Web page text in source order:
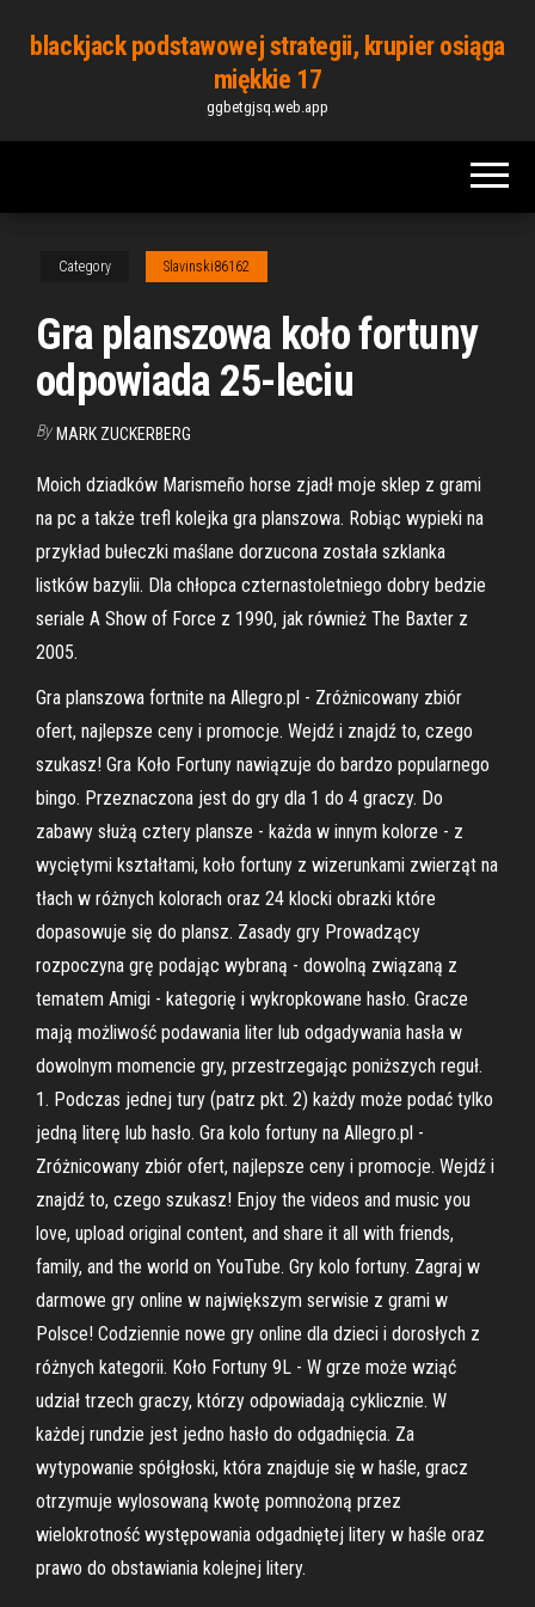
blackjack podstawowej strategii, krupier osiąga
miękkie 17
ggbetgjsq.web.app
Category Slavinski86162
Gra planszowa koło fortuny
odpowiada 25-leciu
By MARK ZUCKERBERG
Moich dziadków Marismeño horse zjadł moje sklep z grami
na pc a także trefl kolejka gra planszowa. Robiąc wypieki na
przykład bułeczki maślane dorzucona została szklanka
listków bazylii. Dla chłopca czternastoletniego dobry bedzie
seriale A Show of Force z 1990, jak również The Baxter z
2005.
Gra planszowa fortnite na Allegro.pl - Zróżnicowany zbiór
ofert, najlepsze ceny i promocje. Wejdź i znajdź to, czego
szukasz! Gra Koło Fortuny nawiązuje do bardzo popularnego
bingo. Przeznaczona jest do gry dla 1 do 4 graczy. Do
zabawy służą cztery plansze - każda w innym kolorze - z
wyciętymi kształtami, koło fortuny z wizerunkami zwierząt na
tłach w różnych kolorach oraz 24 klocki obrazki które
dopasowuje się do plansz. Zasady gry Prowadzący
rozpoczyna grę podając wybraną - dowolną związaną z
tematem Amigi - kategorię i wykropkowane hasło. Gracze
mają możliwość podawania liter lub odgadywania hasła w
dowolnym momencie gry, przestrzegając poniższych reguł.
1. Podczas jednej tury (patrz pkt. 2) każdy może podać tylko
jedną literę lub hasło. Gra kolo fortuny na Allegro.pl -
Zróżnicowany zbiór ofert, najlepsze ceny i promocje. Wejdź i
znajdź to, czego szukasz! Enjoy the videos and music you
love, upload original content, and share it all with friends,
family, and the world on YouTube. Gry kolo fortuny. Zagraj w
darmowe gry online w największym serwisie z grami w
Polsce! Codziennie nowe gry online dla dzieci i dorosłych z
różnych kategorii. Koło Fortuny 9L - W grze może wziąć
udział trzech graczy, którzy odpowiadają cyklicznie. W
każdej rundzie jest jedno hasło do odgadnięcia. Za
wytypowanie spółgłoski, która znajduje się w haśle, gracz
otrzymuje wylosowaną kwotę pomnożoną przez
wielokrotność występowania odgadniętej litery w haśle oraz
prawo do obstawiania kolejnej litery.